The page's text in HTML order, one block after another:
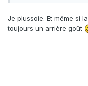
Je plussoie. Et même si
toujours un arrière goût